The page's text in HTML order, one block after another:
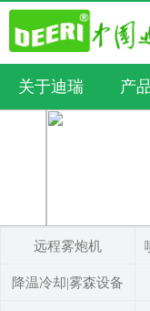
关于迪瑞 产
远程雾炮机
降温冷却|雾森设备